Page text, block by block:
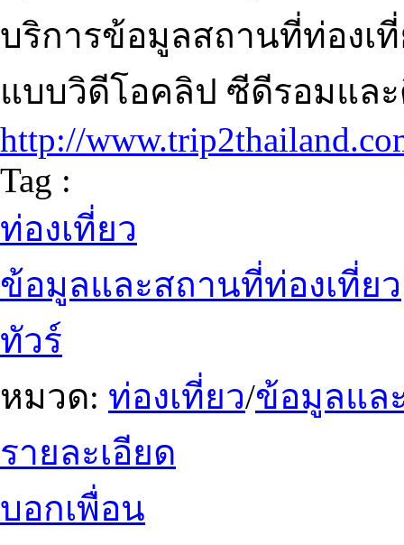
บริการข้อมูลสถานที่ท่องเ
แบบวิดีโอคลิป ซีดีรอมแล
http://
Tag :
ท่องเที่ยว
ข้อมูลและสถานที่ท่องเที่ยว
ทัวร์
หมวด: ท่องเที่ยว/ข้อมูลแล
รายละเอียด
บอกเพื่อน